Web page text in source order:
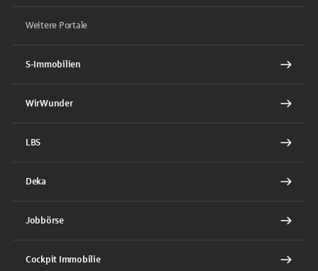
Weitere Portale
S-Immobilien
WirWunder
LBS
Deka
Jobbörse
Cockpit Immobilie